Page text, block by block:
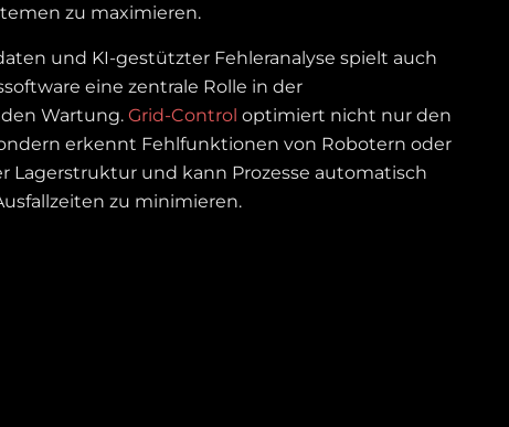
zu maximieren.
und KI-gestützter Fehleranalyse spielt auch
eine zentrale Rolle in der
Wartung. Grid-Control optimiert nicht nur den
erkennt Fehlfunktionen von Robotern oder
Lagerstruktur und kann Prozesse automatisch
zu minimieren.